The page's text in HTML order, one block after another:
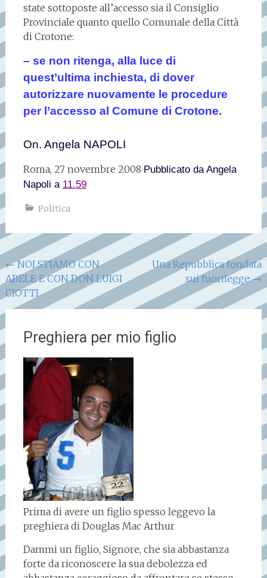
state sottoposte all’accesso sia il Consiglio
Provinciale quanto quello Comunale della Città
di Crotone:
– se non ritenga, alla luce di
quest’ultima inchiesta, di dover
autorizzare nuovamente le procedure
per l’accesso al Comune di Crotone.
On. Angela NAPOLI
Roma, 27 novembre 2008 Pubblicato daAngela
Napoli a 11.59
Politica
Navigazione
articoli
←NOI STIAMO CON
ABELE E CON DON LUIGI
CIOTTI
Una Repubblica fondata
sui fuorilegge→
Preghiera per mio figlio
Prima di avere un figlio spesso leggevo la
preghiera di Douglas Mac Arthur
Dammi un figlio, Signore, che sia abbastanza
forte da riconoscere la sua debolezza ed